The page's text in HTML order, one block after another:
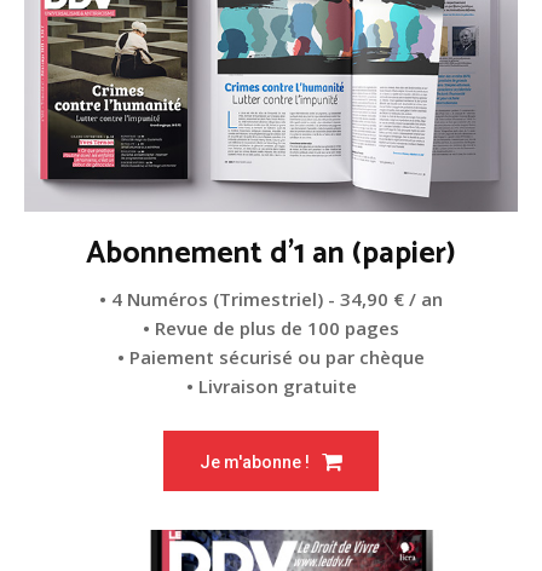
Abonnement d'1 an (papier)
• 4 Numéros (Trimestriel) - 34,90 € / an
• Revue de plus de 100 pages
• Paiement sécurisé ou par chèque
• Livraison gratuite
Je m'abonne !